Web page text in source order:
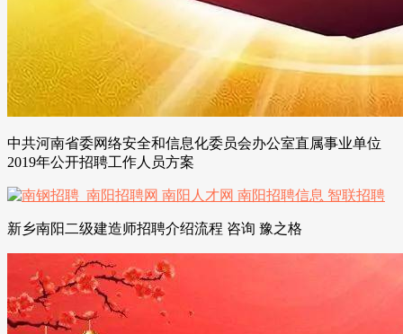
中共河南省委网络安全和信息化委员会办公室直属事业单位
2019年公开招聘工作人员方案
新乡南阳二级建造师招聘介绍流程 咨询 豫之格